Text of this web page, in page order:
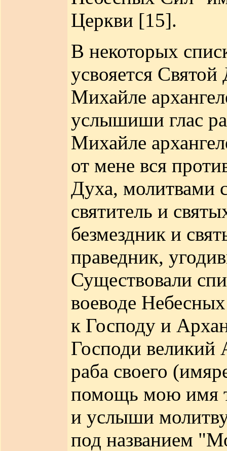
Церкви [15].
В некоторых
усвояется
Михайле
услышиши глас
Михайле
от мене вся
Духа, молитвами
святитель и
безмездник и
праведник,
Существовали
воеводе
к Господу и
Господи великий
раба своего
помощь мою имя
и услыши
под названием